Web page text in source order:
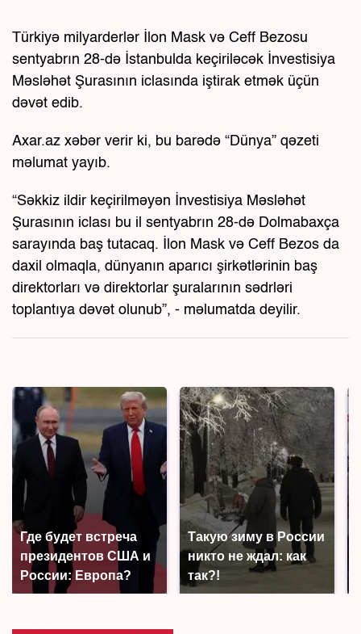
Türkiyə milyarderlər İlon Mask və Ceff Bezosu
sentyabrın 28-də İstanbulda keçiriləcək İnvestisiya
Məsləhət Şurasının iclasında iştirak etmək üçün
dəvət edib.
Axar.az xəbər verir ki, bu barədə “Dünya” qəzeti
məlumat yayıb.
“Səkkiz ildir keçirilməyən İnvestisiya Məsləhət
Şurasının iclası bu il sentyabrın 28-də Dolmabaxça
sarayında baş tutacaq. İlon Mask və Ceff Bezos da
daxil olmaqla, dünyanın aparıcı şirkətlərinin baş
direktorları və direktorlar şuralarının sədrləri
toplantıya dəvət olunub”, - məlumatda deyilir.
Где будет встреча
президентов США и
России: Европа?
Такую зиму в России
никто не ждал: как
так?!